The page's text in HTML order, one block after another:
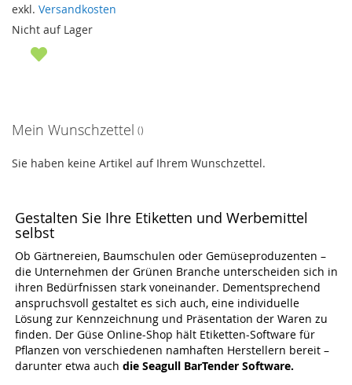
exkl. Versandkosten
Nicht auf Lager
Mein Wunschzettel
Sie haben keine Artikel auf Ihrem Wunschzettel.
Gestalten Sie Ihre Etiketten und Werbemittel
selbst
Ob Gärtnereien, Baumschulen oder Gemüseproduzenten –
die Unternehmen der Grünen Branche unterscheiden sich in
ihren Bedürfnissen stark voneinander. Dementsprechend
anspruchsvoll gestaltet es sich auch, eine individuelle
Lösung zur Kennzeichnung und Präsentation der Waren zu
finden. Der Güse Online-Shop hält Etiketten-Software für
Pflanzen von verschiedenen namhaften Herstellern bereit –
darunter etwa auchdie Seagull BarTender Software.